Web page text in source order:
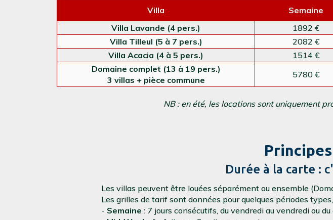
Villa Semaine
Villa Lavande (4 pers.) 1892 €
Villa Tilleul (5 à 7 pers.)
2082 €
Villa Acacia (4 à 5 pers.)
1514 €
Domaine complet (13 à 19 pers.)
3 villas + pièce commune
5780 €
NB : en été, les locations sont uniquement
Durée à la carte :
Les villas peuvent être louées séparément ou ensemble
Les grilles de tarif sont données pour quelques périodes
- Semaine : 7 jours consécutifs, du vendredi au vendredi ou